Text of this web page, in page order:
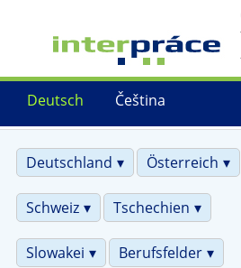
Čeština
Deutsch
Tschechien
Deutschland
Österreich
Schweiz Tschechien
Slowakei Berufsfelder